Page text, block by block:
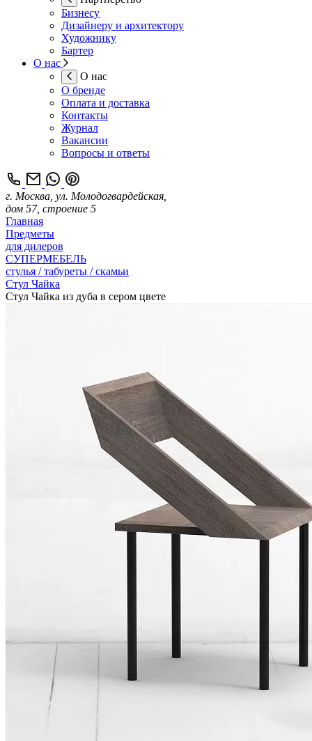
Бизнесу
Дизайнеру и архитектору
Художнику
Бартер
О нас
О нас
О бренде
Оплата и доставка
Контакты
Журнал
Вакансии
Вопросы и ответы
г. Москва, ул. Молодогвардейская,
дом 57, строение 5
Главная
Предметы
для дилеров
СУПЕРМЕБЕЛЬ
стулья / табуреты / скамьи
Стул Чайка
Стул Чайка из дуба в сером цвете